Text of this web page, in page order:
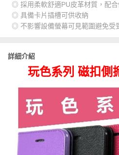
◎ 採用柔軟舒適PU皮革材質，配
◎ 具備卡片插槽可供收納
◎ 不影響設備螢幕可見範圍避免受
詳細介紹
玩色系列 磁扣側